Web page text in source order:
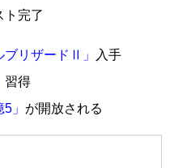
ト完了
ブリザードⅡ」
入手
習得
」 が開放される